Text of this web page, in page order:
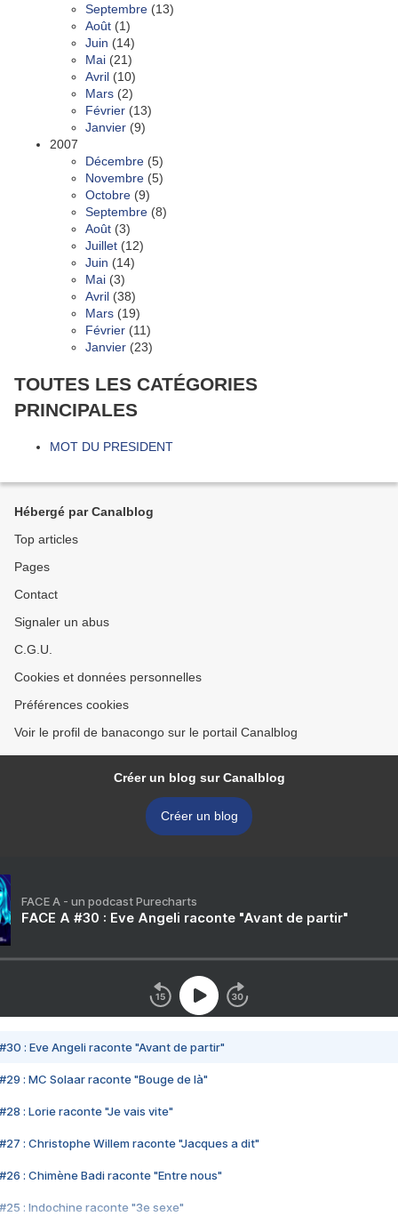
Septembre (13)
Août (1)
Juin (14)
Mai (21)
Avril (10)
Mars (2)
Février (13)
Janvier (9)
2007
Décembre (5)
Novembre (5)
Octobre (9)
Septembre (8)
Août (3)
Juillet (12)
Juin (14)
Mai (3)
Avril (38)
Mars (19)
Février (11)
Janvier (23)
TOUTES LES CATÉGORIES
PRINCIPALES
MOT DU PRESIDENT
Hébergé par Canalblog
Top articles
Pages
Contact
Signaler un abus
C.G.U.
Cookies et données personnelles
Préférences cookies
Voir le profil de banacongo sur le portail Canalblog
Créer un blog sur Canalblog
Créer un blog
FACE A - un podcast Purecharts
FACE A #30 : Eve Angeli raconte "Avant de partir"
#30 : Eve Angeli raconte "Avant de partir"
#29 : MC Solaar raconte "Bouge de là"
#28 : Lorie raconte "Je vais vite"
#27 : Christophe Willem raconte "Jacques a dit"
#26 : Chimène Badi raconte "Entre nous"
#25 : Indochine raconte "3e sexe"